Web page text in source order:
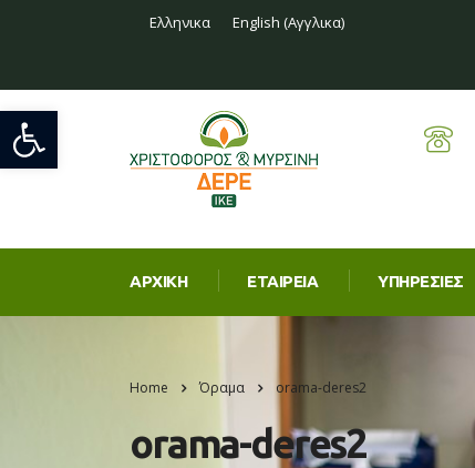
Ανοίξτε τη γραμμή εργαλείων
Ελληνικα English (Αγγλικα)
ΑΡΧΙΚΉ ΕΤΑΙΡΕΊΑ ΥΠΗΡΕΣΊΕΣ
Home Όραμα orama-deres2
orama-deres2